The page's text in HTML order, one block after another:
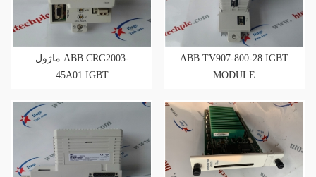
ماژول ABB CRG2003-
45A01 IGBT
ABB TV907-800-28 IGBT
MODULE